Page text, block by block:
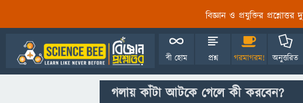
বিজ্ঞান ও প্রযুক্তির
বী হোম প্রশ্ন গরমাগরম! অনুত্তরিত
গলায় কাঁটা আটকে গেলে কী করবেন?